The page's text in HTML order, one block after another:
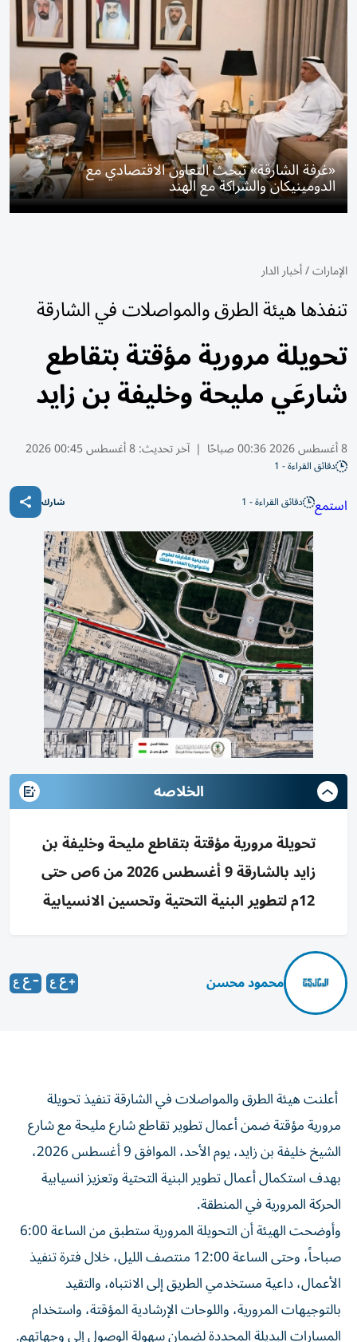
«غرفة الشارقة» تبحث التعاون الاقتصادي مع
الدومينيكان والشراكة مع الهند
الإمارات/أخبار الدار
تنفذها هيئة الطرق والمواصلات في الشارقة
تحويلة مرورية مؤقتة بتقاطع
شارعَي مليحة وخليفة بن زايد
8 أغسطس 2026 00:36 صباحًا | آخر تحديث:8 أغسطس 00:45 2026
دقائق القراءة - 1
استمع دقائق القراءة - 1 شارك
الخلاصه
تحويلة مرورية مؤقتة بتقاطع مليحة وخليفة بن
زايد بالشارقة 9 أغسطس 2026 من 6ص حتى
12م لتطوير البنية التحتية وتحسين الانسيابية
محمود محسن
أعلنت هيئة الطرق والمواصلات في الشارقة تنفيذ تحويلة
مرورية مؤقتة ضمن أعمال تطوير تقاطع شارع مليحة مع شارع
الشيخ خليفة بن زايد، يوم الأحد، الموافق 9 أغسطس 2026،
بهدف استكمال أعمال تطوير البنية التحتية وتعزيز انسيابية
الحركة المرورية في المنطقة.
وأوضحت الهيئة أن التحويلة المرورية ستطبق من الساعة 6:00
صباحاً، وحتى الساعة 12:00 منتصف الليل، خلال فترة تنفيذ
الأعمال، داعية مستخدمي الطريق إلى الانتباه، والتقيد
بالتوجيهات المرورية، واللوحات الإرشادية المؤقتة، واستخدام